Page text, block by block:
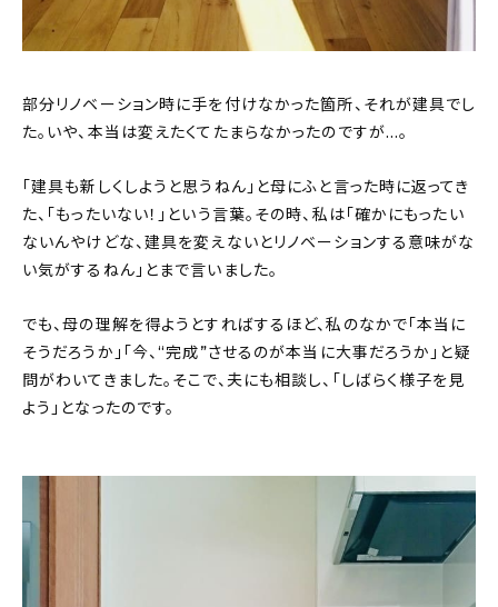
部分リノベーション時に手を付けなかった箇所、それが建具でし
た。いや、本当は変えたくてたまらなかったのですが…。
「建具も新しくしようと思うねん」と母にふと言った時に返ってき
た、「もったいない！」という言葉。その時、私は「確かにもったい
ないんやけどな、建具を変えないとリノベーションする意味がな
い気がするねん」とまで言いました。
でも、母の理解を得ようとすればするほど、私のなかで「本当に
そうだろうか」「今、“完成”させるのが本当に大事だろうか」と疑
問がわいてきました。そこで、夫にも相談し、「しばらく様子を見
よう」となったのです。